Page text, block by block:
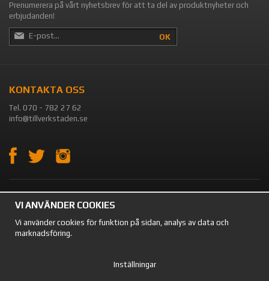
Prenumerera på vårt nyhetsbrev för att ta del av produktnyheter och
erbjudanden!
OK
KONTAKTA OSS
Tel. 070 - 782 27 62
info@tillverkstaden.se
OM OSS
TILLVERKSTADEN.SE Säljer förvaring och utrustning till verkstaden,
lagret och garaget. På vår sida kan du hitta en mängd olika produkter.
VI ANVÄNDER COOKIES
Vi använder cookies för funktion på sidan, analys av data och
marknadsföring.
Inställningar